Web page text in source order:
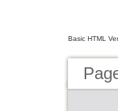
Basic HTML